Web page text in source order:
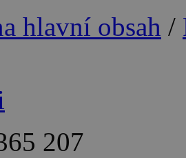
hlavní obsah /
207